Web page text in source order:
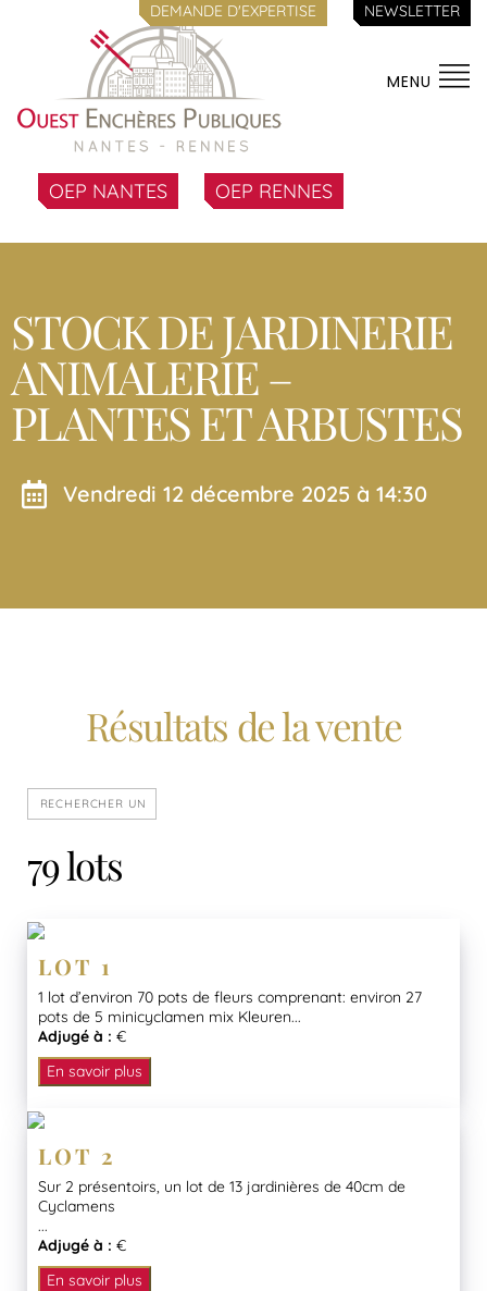
DEMANDE D'EXPERTISE NEWSLETTER
MENU
OEP NANTES OEP RENNES
STOCK DE JARDINERIE
ANIMALERIE –
PLANTES ET ARBUSTES
vendredi 12 décembre 2025 à 14:30
Résultats de la vente
79 lots
LOT 1
1 lot d’environ 70 pots de fleurs comprenant: environ 27
pots de 5 minicyclamen mix Kleuren...
Adjugé à : €
En savoir plus
LOT 2
Sur 2 présentoirs, un lot de 13 jardinières de 40cm de
Cyclamens
...
Adjugé à : €
En savoir plus